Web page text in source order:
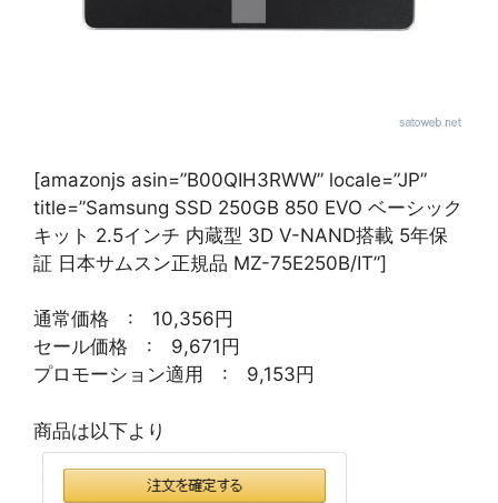
[amazonjs asin=”B00QIH3RWW” locale=”JP”
title=”Samsung SSD 250GB 850 EVO ベーシック
キット 2.5インチ 内蔵型 3D V-NAND搭載 5年保
証 日本サムスン正規品 MZ-75E250B/IT”]
通常価格 : 10,356円
セール価格 : 9,671円
プロモーション適用 : 9,153円
商品は以下より